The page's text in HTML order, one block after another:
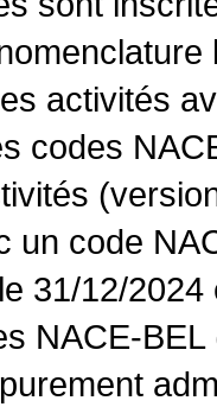
activités
codes
un code
31/12/
NACE-